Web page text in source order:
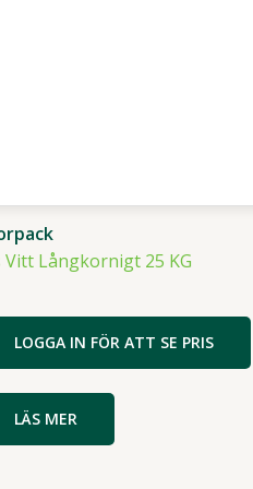
Vitt Långkornigt 25 KG
LOGGA IN FÖR ATT SE PRIS
LÄS MER